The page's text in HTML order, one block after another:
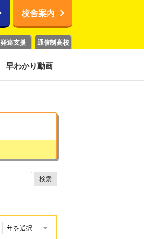
校舎案内
発達支援 通信制高校
早わかり動画